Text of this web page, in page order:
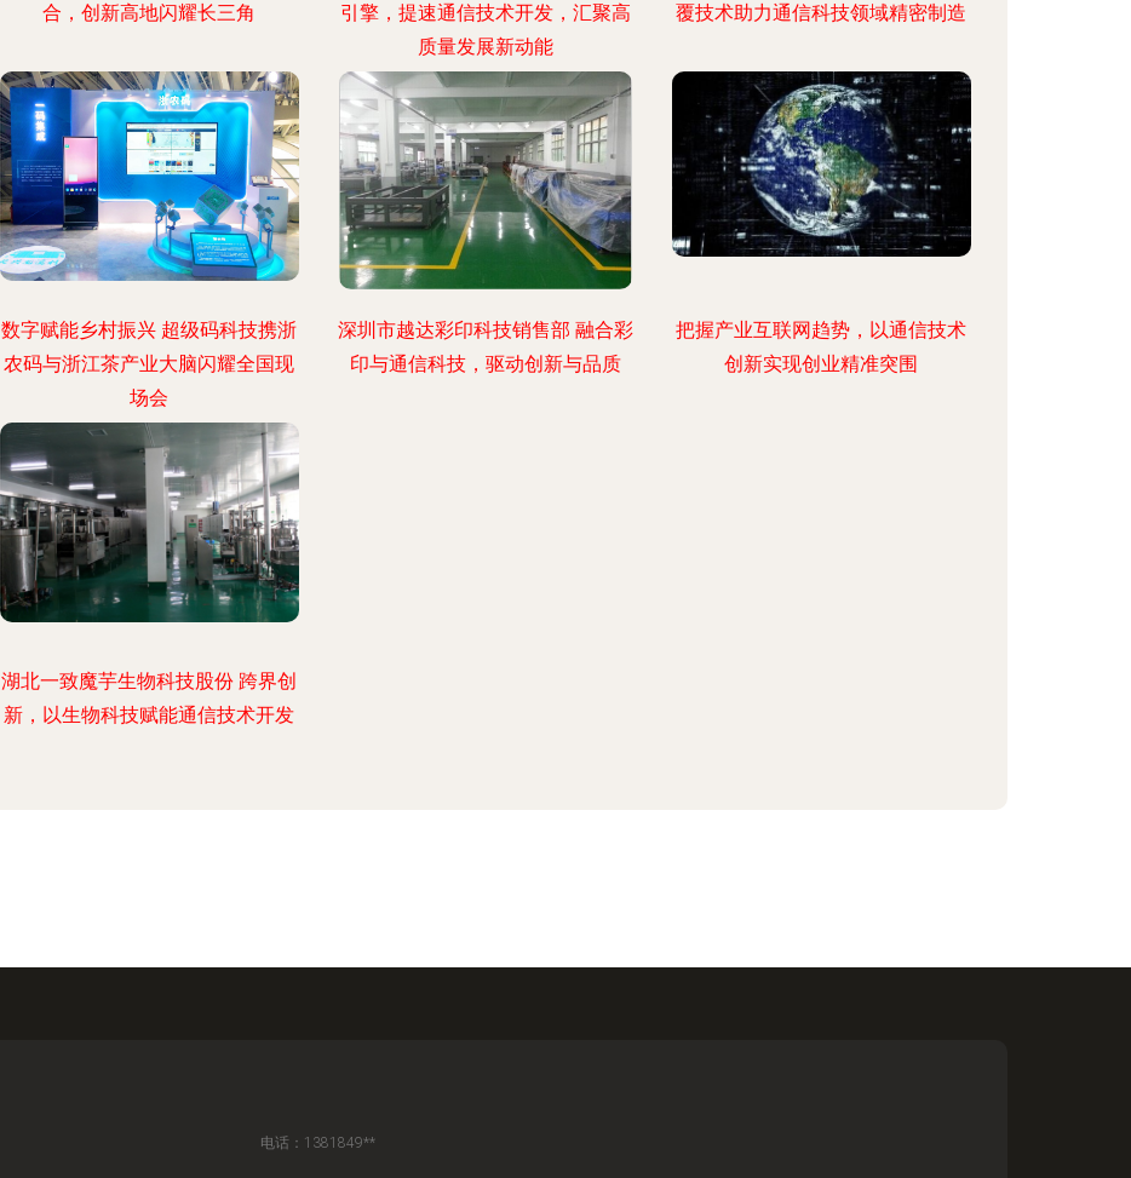
合，创新高地闪耀长三角
引擎，提速通信技术开发，汇聚高
质量发展新动能
覆技术助力通信科技领域精密制造
数字赋能乡村振兴 超级码科技携浙
农码与浙江茶产业大脑闪耀全国现
场会
深圳市越达彩印科技销售部 融合彩
印与通信科技，驱动创新与品质
把握产业互联网趋势，以通信技术
创新实现创业精准突围
湖北一致魔芋生物科技股份 跨界创
新，以生物科技赋能通信技术开发
电话：1381849**